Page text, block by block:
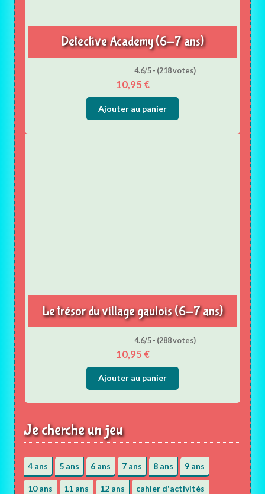
Detective Academy (6-7 ans)
4.6/5 - (218 votes)
10,95 €
Ajouter au panier
Le trésor du village gaulois (6-7 ans)
4.6/5 - (288 votes)
10,95 €
Ajouter au panier
Je cherche un jeu
4 ans 5 ans 6 ans 7 ans 8 ans 9 ans
10 ans 11 ans 12 ans cahier d'activités